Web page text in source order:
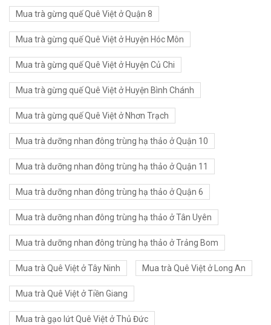
Mua trà gừng quế Quê Việt ở Quận 8
Mua trà gừng quế Quê Việt ở Huyện Hóc Môn
Mua trà gừng quế Quê Việt ở Huyện Củ Chi
Mua trà gừng quế Quê Việt ở Huyện Bình Chánh
Mua trà gừng quế Quê Việt ở Nhơn Trạch
Mua trà dưỡng nhan đông trùng hạ thảo ở Quận 10
Mua trà dưỡng nhan đông trùng hạ thảo ở Quận 11
Mua trà dưỡng nhan đông trùng hạ thảo ở Quận 6
Mua trà dưỡng nhan đông trùng hạ thảo ở Tân Uyên
Mua trà dưỡng nhan đông trùng hạ thảo ở Trảng Bom
Mua trà Quê Việt ở Tây Ninh Mua trà Quê Việt ở Long An
Mua trà Quê Việt ở Tiền Giang
Mua trà gạo lứt Quê Việt ở Thủ Đức